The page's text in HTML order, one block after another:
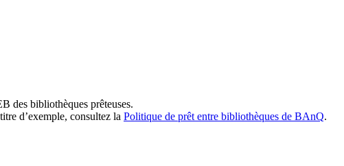
des bibliothèques prêteuses.
d’exemple, consultez la Politique de prêt entre bibliothèques de BAnQ.